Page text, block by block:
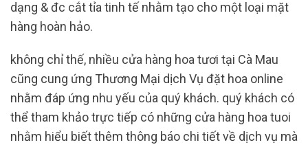
dạng & đc cắt tỉa tinh tế nhằm tạo cho một loại mặt
hàng hoàn hảo.
không chỉ thế, nhiều cửa hàng hoa tươi tại Cà Mau
cũng cung ứng Thương Mại dịch Vụ đặt hoa online
nhằm đáp ứng nhu yếu của quý khách. quý khách có
thể tham khảo trực tiếp có những cửa hàng hoa tuoi
nhằm hiểu biết thêm thông báo chi tiết về dịch vụ mà